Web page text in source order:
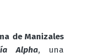
de Manizales
Alpha, una